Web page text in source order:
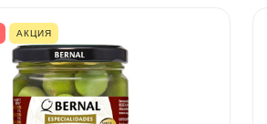
АКЦИЯ